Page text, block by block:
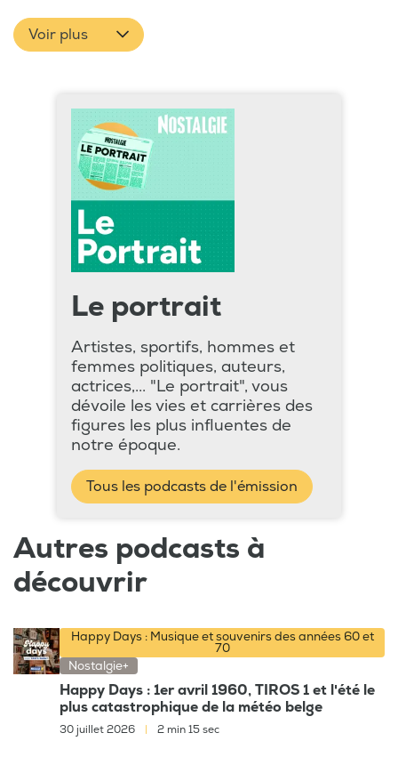
Voir plus
Le portrait
Artistes, sportifs, hommes et
femmes politiques, auteurs,
actrices,... "Le portrait", vous
dévoile les vies et carrières des
figures les plus influentes de
notre époque.
Tous les podcasts de l'émission
Autres podcasts à
découvrir
Happy Days : Musique et souvenirs des années 60 et
70
Nostalgie+
Happy Days : 1er avril 1960, TIROS 1 et l'été le
plus catastrophique de la météo belge
30 juillet 2026 2 min 15 sec